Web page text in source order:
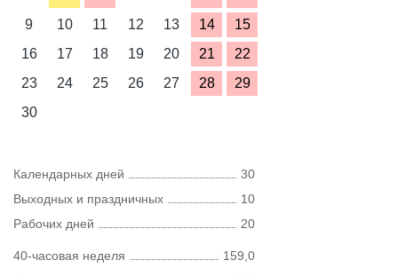
9
10 11 12 13 14
15
16
17 18 19 20 21
22
23
24 25 26 27 28
29
30
Календарных дней
30
Выходных и праздничных
10
Рабочих дней
20
40-часовая неделя
159,0